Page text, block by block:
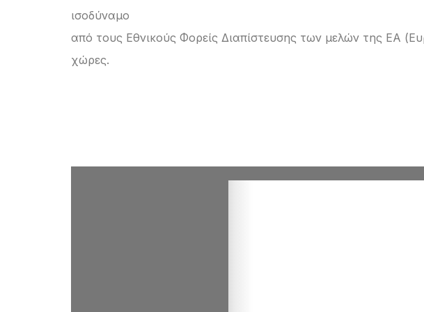
ισοδύναμο
από τους Εθνικούς Φορείς Διαπίστευσης των μελών της EA
χώρες.